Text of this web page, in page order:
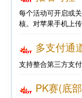
每个活动可开启或
核。对苹果手机上
多支付通
支持整合第三方支
PK赛(底